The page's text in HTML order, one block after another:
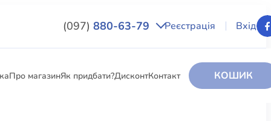
(097) 880-63-79 Реєстрація Вхід
Про магазинЯк придбати?ДисконтКонтакт КОШИК